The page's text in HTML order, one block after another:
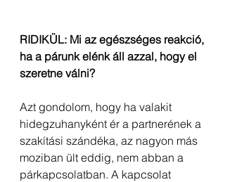
RIDIKÜL: Mi az egészséges reakció,
ha a párunk elénk áll azzal, hogy el
szeretne válni?
Azt gondolom, hogy ha valakit
hidegzuhanyként ér a partnerének a
szakítási szándéka, az nagyon más
moziban ült eddig, nem abban a
párkapcsolatban. A kapcsolat